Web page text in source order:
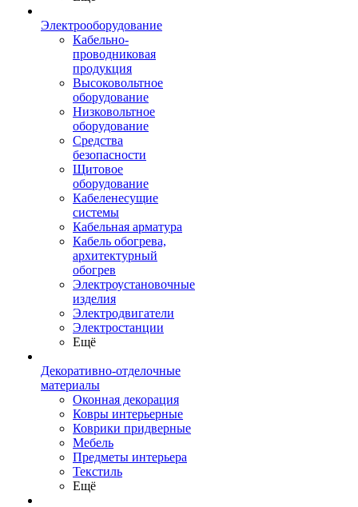
Электрооборудование
Кабельно-
проводниковая
продукция
Высоковольтное
оборудование
Низковольтное
оборудование
Средства
безопасности
Щитовое
оборудование
Кабеленесущие
системы
Кабельная арматура
Кабель обогрева,
архитектурный
обогрев
Электроустановочные
изделия
Электродвигатели
Электростанции
Ещё
Декоративно-отделочные
материалы
Оконная декорация
Ковры интерьерные
Коврики придверные
Мебель
Предметы интерьера
Текстиль
Ещё